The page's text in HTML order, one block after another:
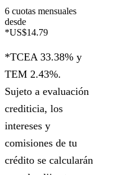
6 cuotas mensuales
desde
*US$14.79
*TCEA 33.38% y
TEM 2.43%.
Sujeto a evaluación
crediticia, los
intereses y
comisiones de tu
crédito se calcularán